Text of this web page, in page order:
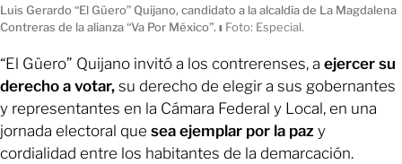
Luis Gerardo “El Güero” Quijano, candidato a la alcaldía de La Magdalena
Contreras de la alianza “Va Por México”.ı Foto: Especial.
“El Güero” Quijano invitó a los contrerenses, a ejercer su
derecho a votar, su derecho de elegir a sus gobernantes
y representantes en la Cámara Federal y Local, en una
jornada electoral que sea ejemplar por la paz y
cordialidad entre los habitantes de la demarcación.